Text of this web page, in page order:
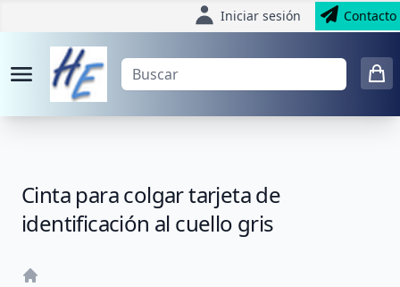
Iniciar sesión Contacto
Cinta para colgar tarjeta de
identificación al cuello gris